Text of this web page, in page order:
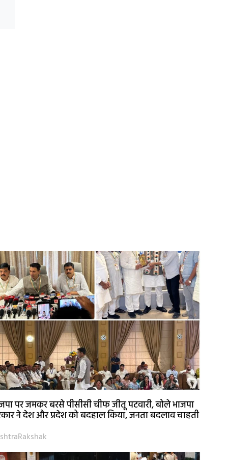
पर जमकर बरसे पीसीसी चीफ जीतू पटवारी, बोले भाजपा
ने देश और प्रदेश को बदहाल किया, जनता बदलाव चाहती